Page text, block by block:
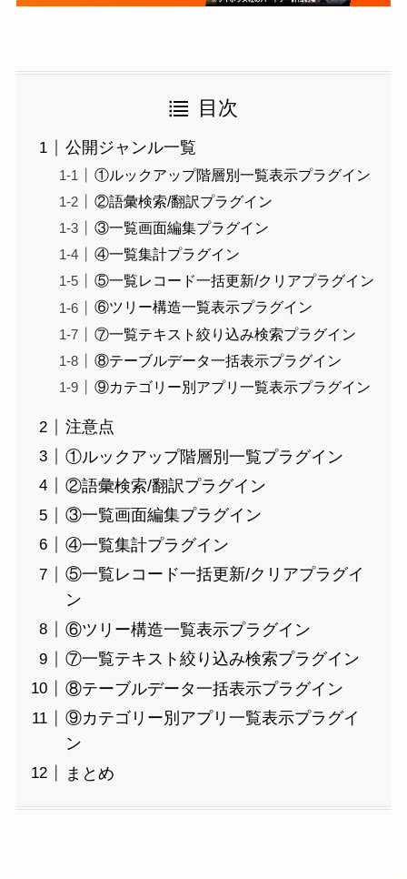
目次
公開ジャンル一覧
①ルックアップ階層別一覧表示プラグイン
②語彙検索/翻訳プラグイン
③一覧画面編集プラグイン
④一覧集計プラグイン
⑤一覧レコード一括更新/クリアプラグイン
⑥ツリー構造一覧表示プラグイン
⑦一覧テキスト絞り込み検索プラグイン
⑧テーブルデータ一括表示プラグイン
⑨カテゴリー別アプリ一覧表示プラグイン
注意点
①ルックアップ階層別一覧プラグイン
②語彙検索/翻訳プラグイン
③一覧画面編集プラグイン
④一覧集計プラグイン
⑤一覧レコード一括更新/クリアプラグイ
ン
⑥ツリー構造一覧表示プラグイン
⑦一覧テキスト絞り込み検索プラグイン
⑧テーブルデータ一括表示プラグイン
⑨カテゴリー別アプリ一覧表示プラグイ
ン
まとめ